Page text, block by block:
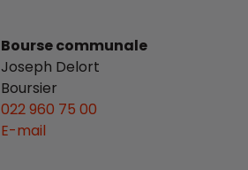
Bourse communale
Joseph Delort
Boursier
022 960 75 00
E-mail